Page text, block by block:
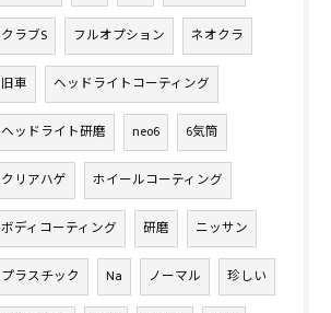
クラブS フルオプション ネオクラ
旧車 ヘッドライトコーティング
ヘッドライト研磨 neo6 6気筒
クリアハゲ ホイールコーティング
ボディコーティング 研磨 ニッサン
プラスチック Na ノーマル 珍しい